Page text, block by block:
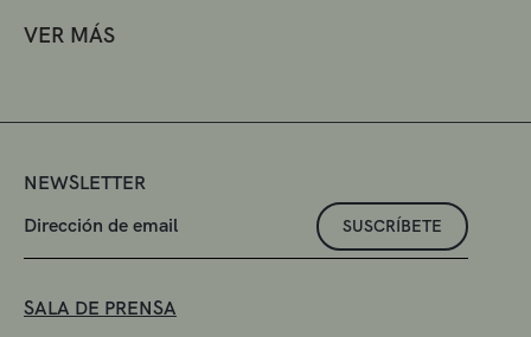
VER MÁS
NEWSLETTER
SUSCRÍBETE
SALA DE PRENSA